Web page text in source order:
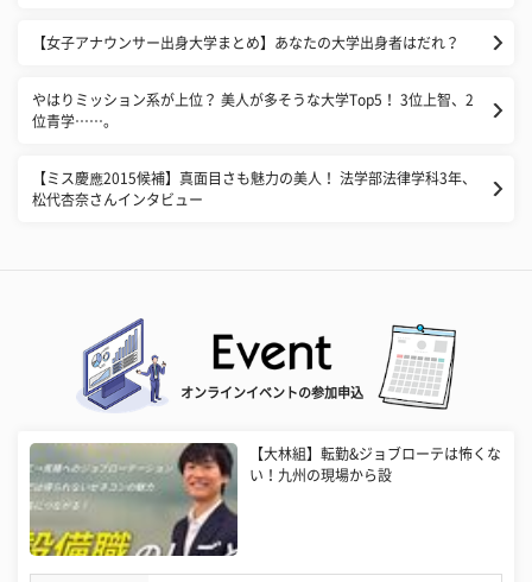
【女子アナウンサー出身大学まとめ】あなたの大学出身者はだれ？
やはりミッション系が上位？ 美人が多そうな大学Top5！ 3位上智、2
位青学……。
【ミス慶應2015候補】真面目さも魅力の美人！ 法学部法律学科3年、
松代杏奈さんインタビュー
オンラインイベントの参加申込
【大林組】転勤&ジョブローテは怖くな
い！九州の現場から設